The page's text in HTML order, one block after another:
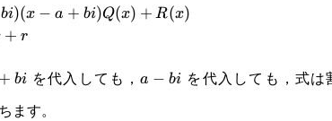
a-bi)(x-
bi)(x − a + bi)Q(x) + R(x)
+ r
+ biを代入しても，a-
a − bi を代入しても，式
ます。